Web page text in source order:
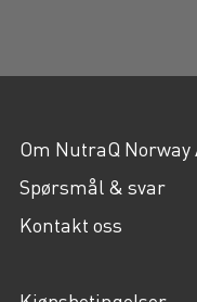
Om NutraQ Norway
Spørsmål & svar
Kontakt oss